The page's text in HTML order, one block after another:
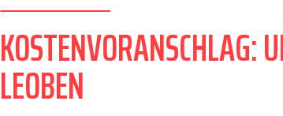
KOSTENVORANSCHLAG:
LEOBEN